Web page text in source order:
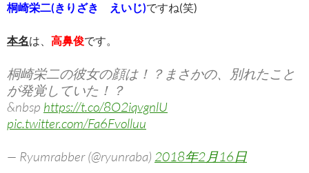
桐崎栄二(きりざき えいじ)ですね(笑)
本名は、 高鼻俊です。
桐崎栄二の彼女の顔は！？まさかの、別れたこと
が発覚していた！？
&nbsp https://t.co/8O2iqvgnlU
pic.twitter.com/Fa6Fvolluu
— Ryumrabber (@ryunraba) 2018年2月16日